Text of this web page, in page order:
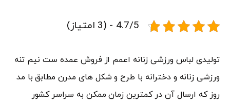
4.7/5 - (3 امتیاز)
تولیدی لباس ورزشی زنانه اعمم از فروش عمده ست نیم تنه
ورزشی زنانه و دخترانه با طرح و شکل های مدرن مطابق با مد
روز که ارسال آن در کمترین زمان ممکن به سراسر کشور